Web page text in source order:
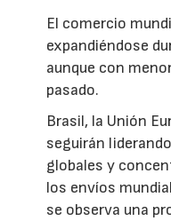
El comercio
expandiéndose
aunque con
pasado.
Brasil, la Unión
seguirán
globales y
los envíos
se observa una